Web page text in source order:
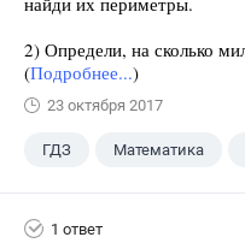
2) Определи, на сколько
(Подробнее...)
23 октября 2017
ГДЗ Математика
1 ответ